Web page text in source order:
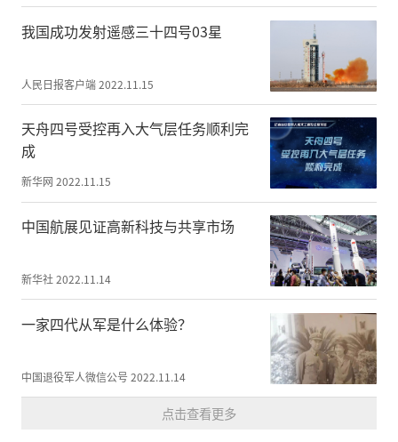
相互分享着喜悦
充满问候与牵挂
我国成功发射遥感三十四号03星
人民日报客户端2022.11.15
天舟四号受控再入大气层任务顺利完
成
新华网 2022.11.15
中国航展见证高新科技与共享市场
新华社2022.11.14
一家四代从军是什么体验？
中国退役军人微信公号 2022.11.14
点击查看更多